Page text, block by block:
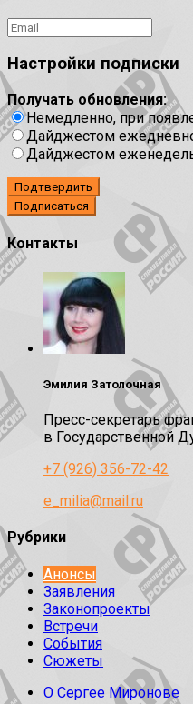
Настройки подписки
Получать обновления:
Немедленно, при
Дайджестом
Дайджестом
Подтвердить
Контакты
Эмилия Затолочная
Пресс-секретарь
в Государственной
+7 (926) 356-72-42
e_milia@mail.ru
Рубрики
Анонсы
Заявления
Законопроекты
Встречи
События
Сюжеты
О Сергее Миронове